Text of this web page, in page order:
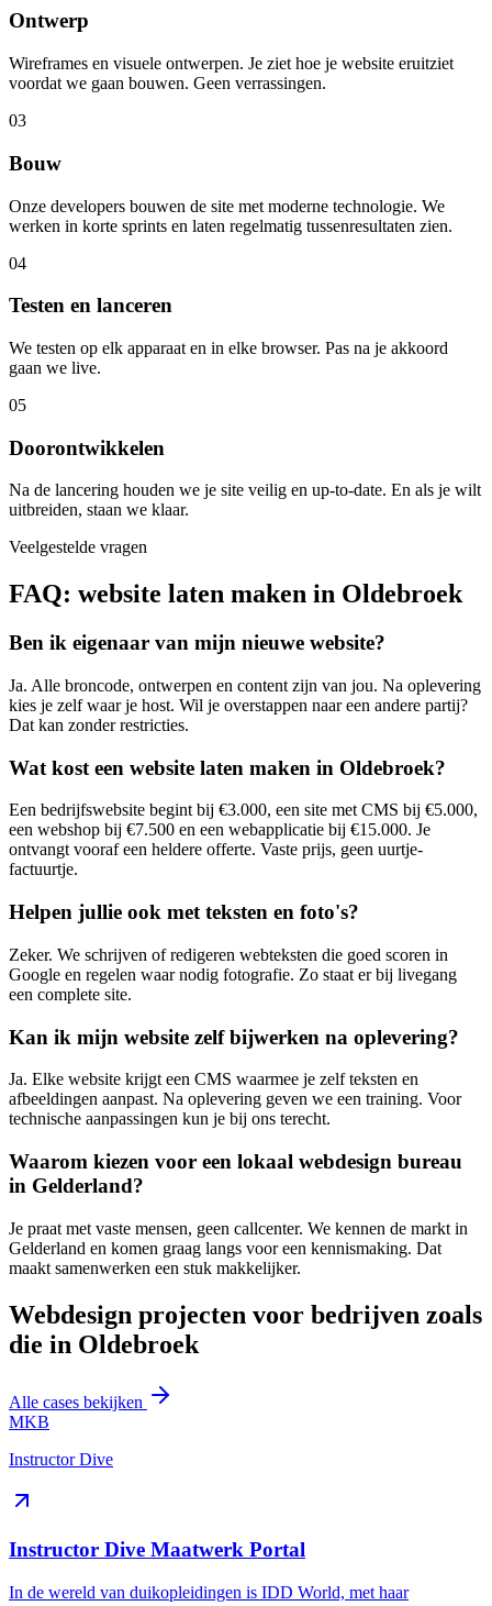
Ontwerp
Wireframes en visuele ontwerpen. Je ziet hoe je website eruitziet
voordat we gaan bouwen. Geen verrassingen.
03
Bouw
Onze developers bouwen de site met moderne technologie. We
werken in korte sprints en laten regelmatig tussenresultaten zien.
04
Testen en lanceren
We testen op elk apparaat en in elke browser. Pas na je akkoord
gaan we live.
05
Doorontwikkelen
Na de lancering houden we je site veilig en up-to-date. En als je wilt
uitbreiden, staan we klaar.
Veelgestelde vragen
FAQ: website laten maken in Oldebroek
Ben ik eigenaar van mijn nieuwe website?
Ja. Alle broncode, ontwerpen en content zijn van jou. Na oplevering
kies je zelf waar je host. Wil je overstappen naar een andere partij?
Dat kan zonder restricties.
Wat kost een website laten maken in Oldebroek?
Een bedrijfswebsite begint bij €3.000, een site met CMS bij €5.000,
een webshop bij €7.500 en een webapplicatie bij €15.000. Je
ontvangt vooraf een heldere offerte. Vaste prijs, geen uurtje-
factuurtje.
Helpen jullie ook met teksten en foto's?
Zeker. We schrijven of redigeren webteksten die goed scoren in
Google en regelen waar nodig fotografie. Zo staat er bij livegang
een complete site.
Kan ik mijn website zelf bijwerken na oplevering?
Ja. Elke website krijgt een CMS waarmee je zelf teksten en
afbeeldingen aanpast. Na oplevering geven we een training. Voor
technische aanpassingen kun je bij ons terecht.
Waarom kiezen voor een lokaal webdesign bureau
in Gelderland?
Je praat met vaste mensen, geen callcenter. We kennen de markt in
Gelderland en komen graag langs voor een kennismaking. Dat
maakt samenwerken een stuk makkelijker.
Webdesign projecten voor bedrijven zoals
die in Oldebroek
Alle cases bekijken
MKB
Instructor Dive
Instructor Dive Maatwerk Portal
In de wereld van duikopleidingen is IDD World, met haar